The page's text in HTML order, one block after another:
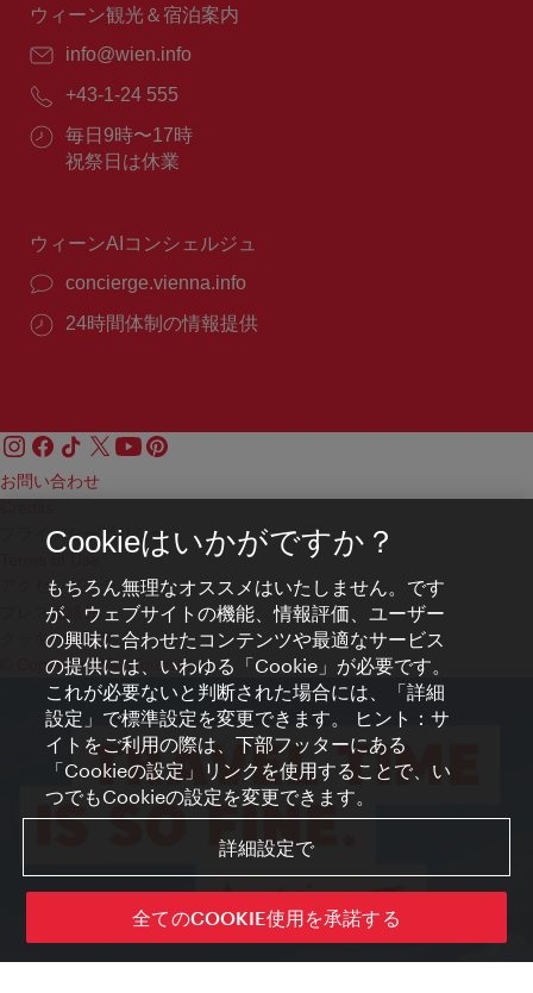
間：
ウィーン観光＆宿泊案内
E
ー
ル：
info@wien.info
電
番
号：
+43-1-24 555
営
業
毎日9時〜17時
祝祭日は休業
ウィーンAIコンシェルジュ
concierge.vienna.info
24時間体制の情報提供
お問い合わせ
プライバシーポリシー
アクセシビリティ
プレス連絡先
クッキーの設定
© Copyright WienTourismus
Cookieはいかがですか？
もちろん無理なオススメはいたしません。です
が、ウェブサイトの機能、情報評価、ユーザー
の興味に合わせたコンテンツや最適なサービス
の提供には、いわゆる「Cookie」が必要です。
これが必要ないと判断された場合には、「詳細
設定」で標準設定を変更できます。 ヒント：サ
イトをご利用の際は、下部フッターにある
「Cookieの設定」リンクを使用することで、い
つでもCookieの設定を変更できます。
詳細設定で
全てのCOOKIE使用を承諾する